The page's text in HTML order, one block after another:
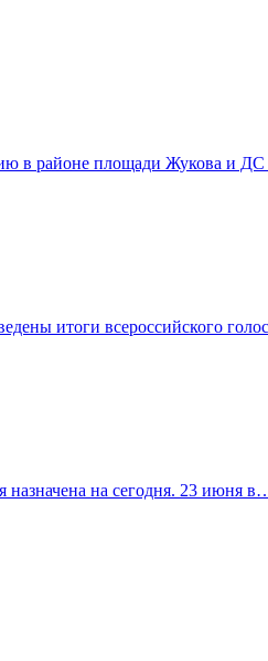
в районе площади Жукова и
итоги всероссийского
на сегодня. 23 июня